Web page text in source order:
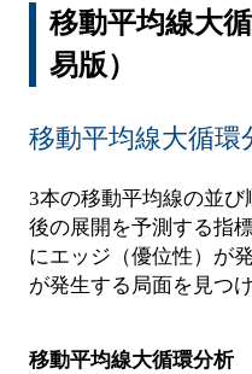
移動平均線大
易版）
移動平均線大循環
3本の移動平均線の並
後の展開を予測する指
にエッジ（優位性）が
が発生する局面を見つ
移動平均線大循環分析